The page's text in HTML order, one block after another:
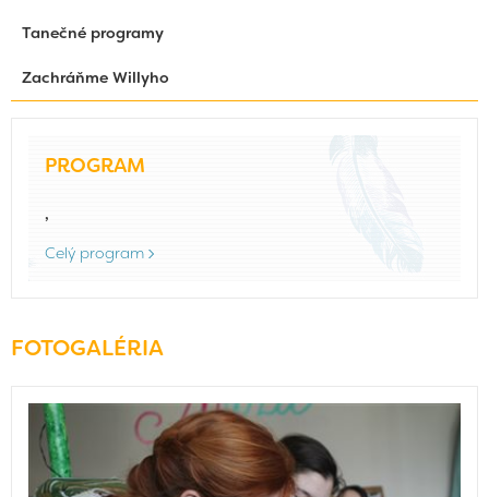
Tanečné programy
Zachráňme Willyho
PROGRAM
,
Celý program
FOTOGALÉRIA